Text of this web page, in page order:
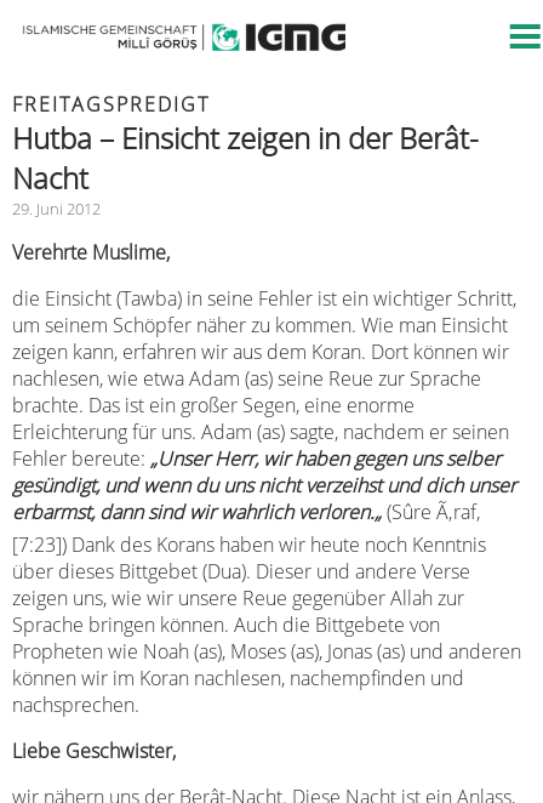
FREITAGSPREDIGT
Hutba – Einsicht zeigen in der Berât-
Nacht
29. Juni 2012
Verehrte Muslime,
die Einsicht (Tawba) in seine Fehler ist ein wichtiger Schritt,
um seinem Schöpfer näher zu kommen. Wie man Einsicht
zeigen kann, erfahren wir aus dem Koran. Dort können wir
nachlesen, wie etwa Adam (as) seine Reue zur Sprache
brachte. Das ist ein großer Segen, eine enorme
Erleichterung für uns. Adam (as) sagte, nachdem er seinen
Fehler bereute: „Unser Herr, wir haben gegen uns selber
gesündigt, und wenn du uns nicht verzeihst und dich unser
erbarmst, dann sind wir wahrlich verloren.„(Sûre Ã‚raf,
[7:23]) Dank des Korans haben wir heute noch Kenntnis
über dieses Bittgebet (Dua). Dieser und andere Verse
zeigen uns, wie wir unsere Reue gegenüber Allah zur
Sprache bringen können. Auch die Bittgebete von
Propheten wie Noah (as), Moses (as), Jonas (as) und anderen
können wir im Koran nachlesen, nachempfinden und
nachsprechen.
Liebe Geschwister,
wir nähern uns der Berât-Nacht. Diese Nacht ist ein Anlass,